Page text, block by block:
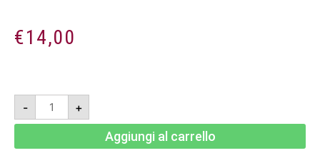
€14,00
-
Verha
Rosato
-
Elena
+
Aggiungi al carrello